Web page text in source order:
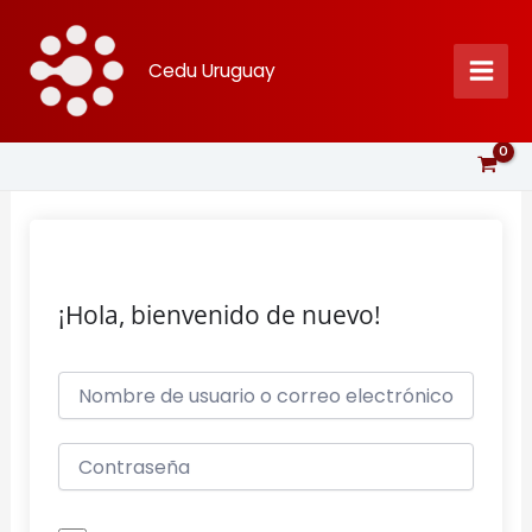
contenido
Cedu Uruguay
¡Hola, bienvenido de nuevo!